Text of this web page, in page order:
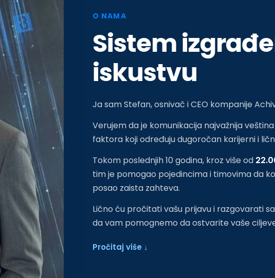
O NAMA
Sistem
iskustvu
Ja sam Stefan, osnivač i CEO kompanije
Verujem da je komunikacija najvažnija
faktora koji određuju dugoročan karijerni i
Tokom poslednjih 10 godina, kroz više od
tim je pomogao pojedincima i timovima da
posao zaista zahteva.
Lično ću pročitati vašu prijavu i razgovarati
da vam pomognemo da ostvarite vaše
Pročitaj više ↓